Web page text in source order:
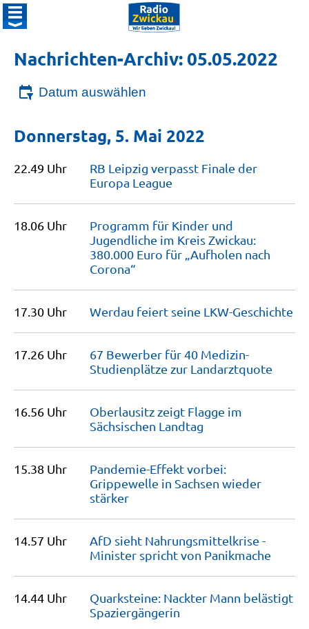
Nachrichten-Archiv: 05.05.2022
Datum auswählen
Donnerstag, 5. Mai 2022
22.49 Uhr
RB Leipzig verpasst Finale der
Europa League
18.06 Uhr
Programm für Kinder und
Jugendliche im Kreis Zwickau:
380.000 Euro für „Aufholen nach
Corona“
17.30 Uhr Werdau feiert seine LKW-Geschichte
17.26 Uhr
67 Bewerber für 40 Medizin-
Studienplätze zur Landarztquote
16.56 Uhr
Oberlausitz zeigt Flagge im
Sächsischen Landtag
15.38 Uhr
Pandemie-Effekt vorbei:
Grippewelle in Sachsen wieder
stärker
14.57 Uhr
AfD sieht Nahrungsmittelkrise -
Minister spricht von Panikmache
14.44 Uhr
Quarksteine: Nackter Mann belästigt
Spaziergängerin